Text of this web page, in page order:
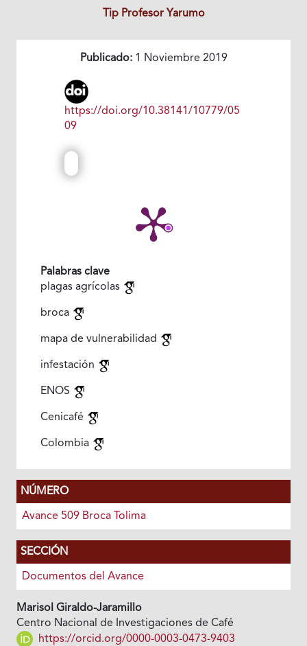
Tip Profesor Yarumo
Publicado:1 Noviembre 2019
https://doi.org/10.38141/10779/05
09
Palabras clave
plagas agrícolas
broca
mapa de vulnerabilidad
infestación
ENOS
Cenicafé
Colombia
NÚMERO
Avance 509 Broca Tolima
SECCIÓN
Documentos del Avance
Marisol Giraldo-Jaramillo
Centro Nacional de Investigaciones de Café
https://orcid.org/0000-0003-0473-9403